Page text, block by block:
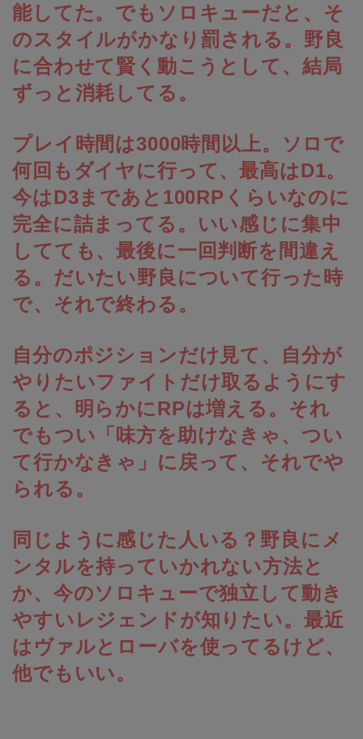
能してた。でもソロキューだと、そ
のスタイルがかなり罰される。野良
に合わせて賢く動こうとして、結局
ずっと消耗してる。
プレイ時間は3000時間以上。ソロで
何回もダイヤに行って、最高はD1。
今はD3まであと100RPくらいなのに
完全に詰まってる。いい感じに集中
してても、最後に一回判断を間違え
る。だいたい野良について行った時
で、それで終わる。
自分のポジションだけ見て、自分が
やりたいファイトだけ取るようにす
ると、明らかにRPは増える。それ
でもつい「味方を助けなきゃ、つい
て行かなきゃ」に戻って、それでや
られる。
同じように感じた人いる？野良にメ
ンタルを持っていかれない方法と
か、今のソロキューで独立して動き
やすいレジェンドが知りたい。最近
はヴァルとローバを使ってるけど、
他でもいい。